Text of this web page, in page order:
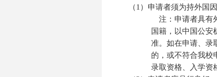
（1）申请者须为持外国
注：申请者具有
国籍，以中国公安
准。如在申请、录
的，或不符合我校
录取资格、入学资